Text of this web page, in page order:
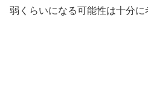
弱くらいになる可能性は十分に